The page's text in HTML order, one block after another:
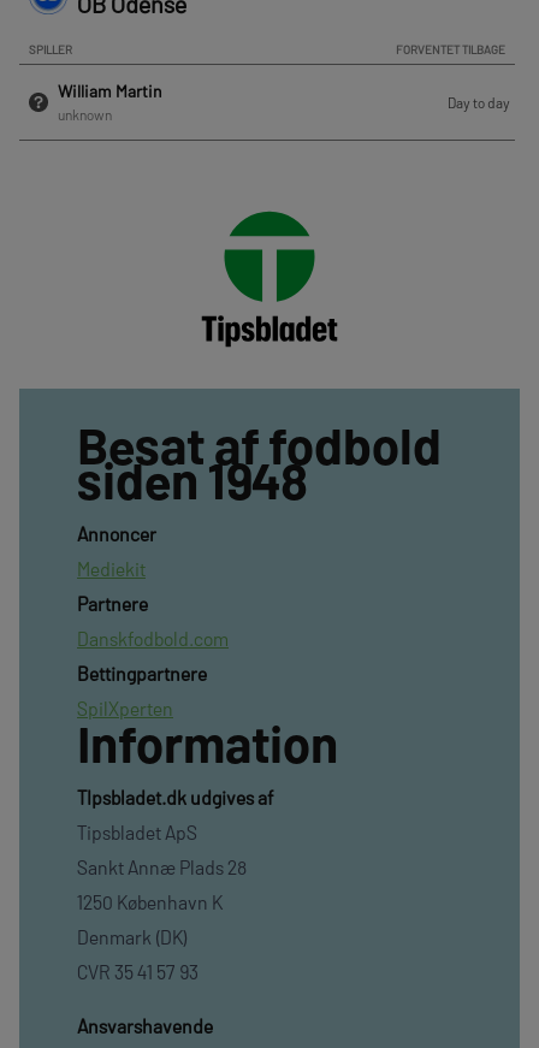
Besat af fodbold
siden 1948
Annoncer
Mediekit
Partnere
Danskfodbold.com
Bettingpartnere
SpilXperten
Information
TIpsbladet.dk udgives af
Tipsbladet ApS
Sankt Annæ Plads 28
1250 København K
Denmark (DK)
CVR 35 41 57 93
Ansvarshavende